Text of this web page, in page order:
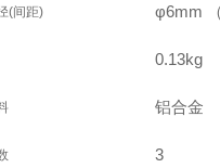
(间距) φ6mm
0.13kg
铝合金
3